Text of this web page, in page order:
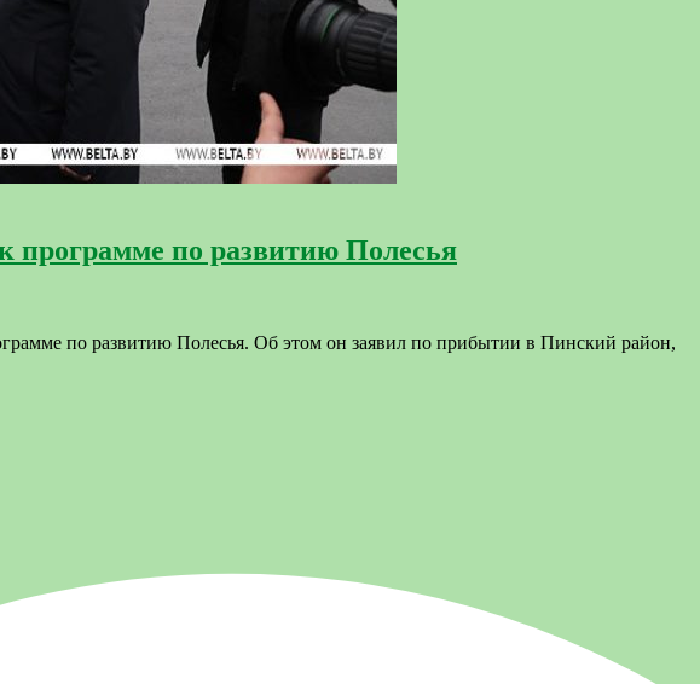
программе по развитию Полесья
по развитию Полесья. Об этом он заявил по прибытии в Пинский район,